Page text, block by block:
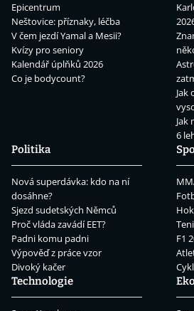
Epicentrum
Neštovice: příznaky, léčba
V čem jezdí Yamal a Mesii?
Kvízy pro seniory
Kalendář úplňků 2026
Co je bodycount?
Jak
Jak
6
Politika
Nová superdávka: kdo na ní
dosáhne?
Sjezd sudetských Němců
Proč vláda zavádí EET?
Padni komu padni
Výpověď z práce vzor
Divoký kačer
F1
Technologie